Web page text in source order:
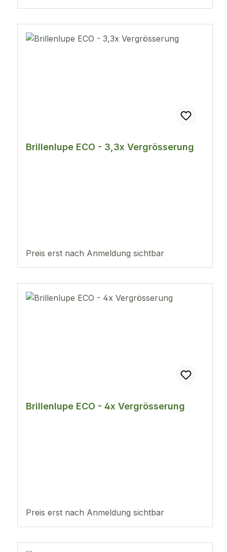
diese sehr angenehm und lange
rechts.
Brillenlupe ECO - 3,3x Vergrösserung
Preis erst nach Anmeldung sichtbar
Brillenlupe ECO - 4x Vergrösserung
Preis erst nach Anmeldung sichtbar